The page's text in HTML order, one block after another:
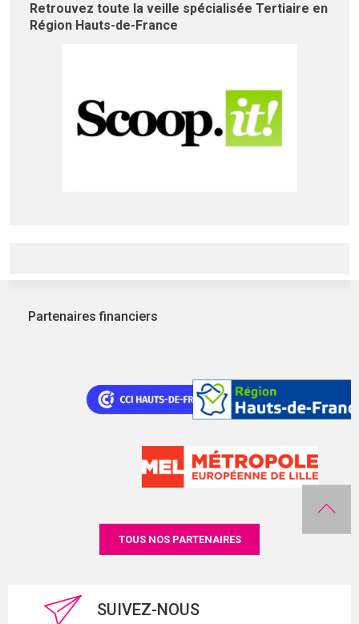
Retrouvez toute la veille spécialisée Tertiaire en
Région Hauts-de-France
Partenaires financiers
TOUS NOS PARTENAIRES
SUIVEZ-NOUS